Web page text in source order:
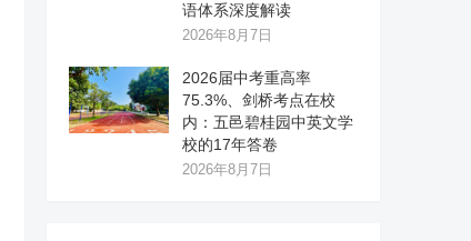
语体系深度解读
2026年8月7日
2026届中考重高率
75.3%、剑桥考点在校
内：五邑碧桂园中英文学
校的17年答卷
2026年8月7日